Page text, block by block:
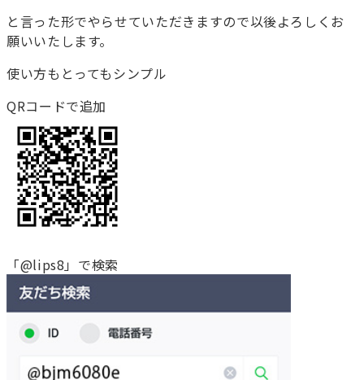
と言った形でやらせていただきますので以後よろしくお
願いいたします。
使い方もとってもシンプル
QRコードで追加
「@lips8」で検索